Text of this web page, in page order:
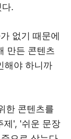
.
없기 때문에
만든 콘텐츠
해야 하니까
한 콘텐츠를
제', '쉬운 문장